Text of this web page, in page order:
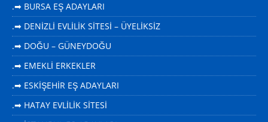
.➡ BURSA EŞ ADAYLARI
.➡ DENİZLİ EVLİLİK SİTESİ – ÜYELİKSİZ
.➡ DOĞU – GÜNEYDOĞU
.➡ EMEKLİ ERKEKLER
.➡ ESKİŞEHİR EŞ ADAYLARI
.➡ HATAY EVLİLİK SİTESİ